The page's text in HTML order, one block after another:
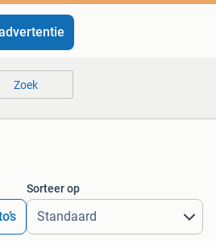
Zoek
Sorteer op